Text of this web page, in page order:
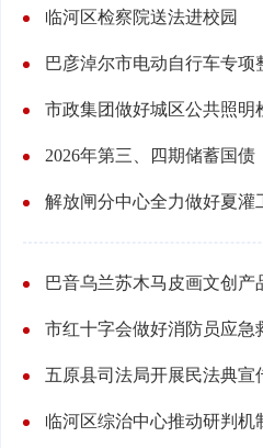
临河区检察院送法进校园
市政集团做好城区公共照明
解放闸分中心全力做好夏灌
市红十字会做好消防员应急
五原县司法局开展民法典宣
临河区综治中心推动研判机